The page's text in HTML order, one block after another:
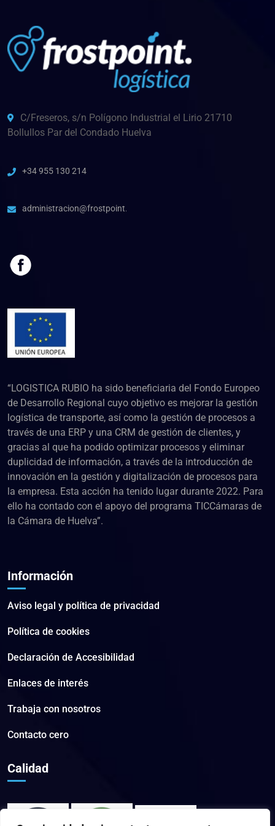
C/Freseros, s/n Polígono Industrial el Lirio 21710
Bollullos Par del Condado Huelva
+34 955 130 214
administracion@frostpoint.es
“LOGISTICA RUBIO ha sido beneficiaria del Fondo Europeo
de Desarrollo Regional cuyo objetivo es mejorar la gestión
logística de transporte, así como la gestión de procesos a
través de una ERP y una CRM de gestión de clientes, y
gracias al que ha podido optimizar procesos y eliminar
duplicidad de información, a través de la introducción de
innovación en la gestión y digitalización de procesos para
la empresa. Esta acción ha tenido lugar durante 2022. Para
ello ha contado con el apoyo del programa TICCámaras de
la Cámara de Huelva”.
Información
Aviso legal y política de privacidad
Política de cookies
Declaración de Accesibilidad
Enlaces de interés
Trabaja con nosotros
Contacto cero
Calidad